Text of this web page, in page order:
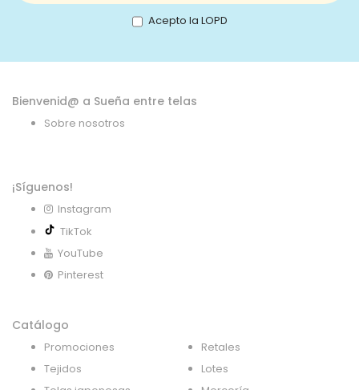
boletín
de
Acepto la LOPD
Bienvenid@ a Sueña entre telas
Sobre nosotros
¡Síguenos!
Instagram
TikTok
YouTube
Pinterest
Catálogo
Promociones
Tejidos
Retales
Lotes